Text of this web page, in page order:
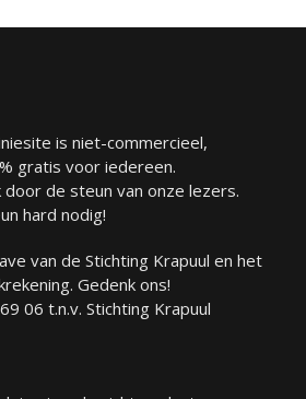
is niet-commercieel,
gratis voor iedereen.
door de steun van onze lezers.
hard nodig!
van de Stichting Krapuul en het
Gedenk ons!
06 t.n.v. Stichting Krapuul